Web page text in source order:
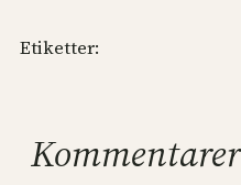
Etiketter:
Kommentarer